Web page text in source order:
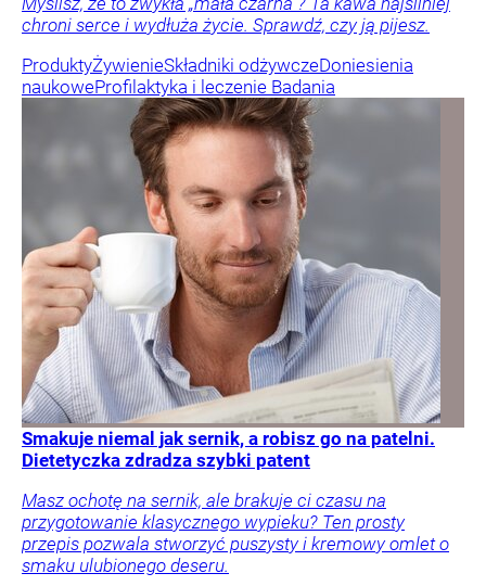
chroni serce i wydłuża życie. Sprawdź, czy ją pijesz.
ProduktyŻywienieSkładniki odżywczeDoniesienia
naukoweProfilaktyka i leczenie Badania
Smakuje niemal jak sernik, a robisz go na patelni.
Dietetyczka zdradza szybki patent
Masz ochotę na sernik, ale brakuje ci czasu na
przygotowanie klasycznego wypieku? Ten prosty
przepis pozwala stworzyć puszysty i kremowy omlet o
smaku ulubionego deseru.